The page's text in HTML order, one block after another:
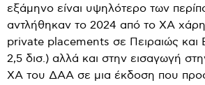
εξάμηνο είναι υψηλότερο των
αντλήθηκαν το 2024 από το ΧΑ
private placements σε Πειραιώς και
2,5 δισ.) αλλά και στην εισαγωγή
ΧΑ του ΔΑΑ σε μια έκδοση που